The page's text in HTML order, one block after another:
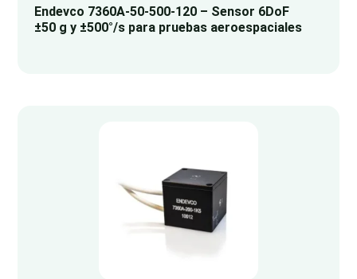
Endevco 7360A-50-500-120 – Sensor 6DoF
±50 g y ±500°/s para pruebas aeroespaciales